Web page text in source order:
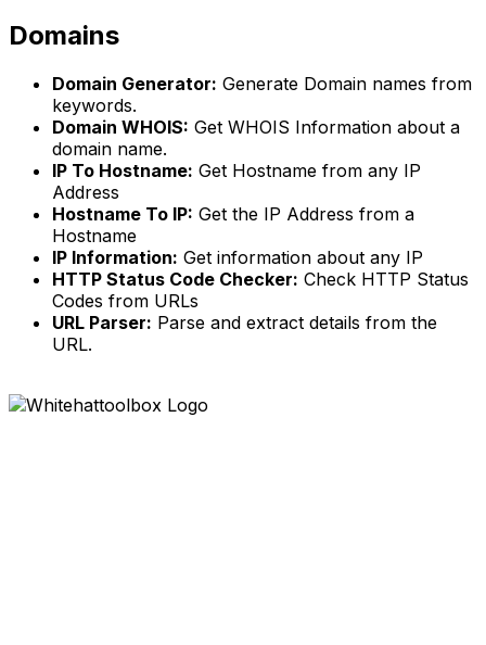
Domains
Domain Generator: Generate Domain names from
keywords.
Domain WHOIS: Get WHOIS Information about a
domain name.
IP To Hostname: Get Hostname from any IP
Address
Hostname To IP: Get the IP Address from a
Hostname
IP Information: Get information about any IP
HTTP Status Code Checker: Check HTTP Status
Codes from URLs
URL Parser: Parse and extract details from the
URL.